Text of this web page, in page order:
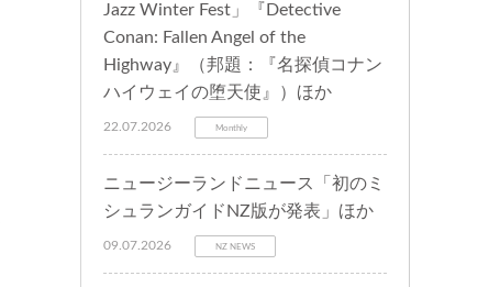
Jazz Winter Fest」『Detective
Conan: Fallen Angel of the
Highway』（邦題：『名探偵コナン
ハイウェイの堕天使』）ほか
22.07.2026 Monthly
ニュージーランドニュース「初のミ
シュランガイドNZ版が発表」ほか
09.07.2026 NZ NEWS